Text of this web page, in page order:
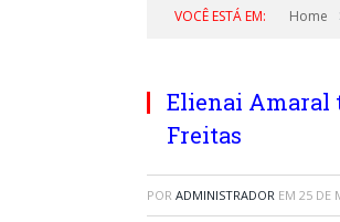
VOCÊ ESTÁ EM: Home
Elienai Amaral
Freitas
POR ADMINISTRADOR EM 25 DE